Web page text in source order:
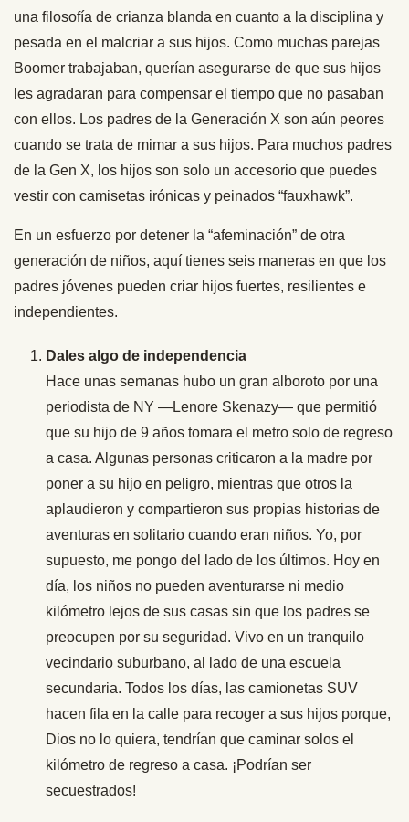
una filosofía de crianza blanda en cuanto a la disciplina y
pesada en el malcriar a sus hijos. Como muchas parejas
Boomer trabajaban, querían asegurarse de que sus hijos
les agradaran para compensar el tiempo que no pasaban
con ellos. Los padres de la Generación X son aún peores
cuando se trata de mimar a sus hijos. Para muchos padres
de la Gen X, los hijos son solo un accesorio que puedes
vestir con camisetas irónicas y peinados “fauxhawk”.
En un esfuerzo por detener la “afeminación” de otra
generación de niños, aquí tienes seis maneras en que los
padres jóvenes pueden criar hijos fuertes, resilientes e
independientes.
Dales algo de independencia
Hace unas semanas hubo un gran alboroto por una
periodista de NY —Lenore Skenazy— que permitió
que su hijo de 9 años tomara el metro solo de regreso
a casa. Algunas personas criticaron a la madre por
poner a su hijo en peligro, mientras que otros la
aplaudieron y compartieron sus propias historias de
aventuras en solitario cuando eran niños. Yo, por
supuesto, me pongo del lado de los últimos. Hoy en
día, los niños no pueden aventurarse ni medio
kilómetro lejos de sus casas sin que los padres se
preocupen por su seguridad. Vivo en un tranquilo
vecindario suburbano, al lado de una escuela
secundaria. Todos los días, las camionetas SUV
hacen fila en la calle para recoger a sus hijos porque,
Dios no lo quiera, tendrían que caminar solos el
kilómetro de regreso a casa. ¡Podrían ser
secuestrados!